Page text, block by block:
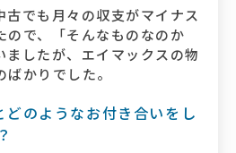
古でも月々の収支がマイナス
ので、「そんなものなのか
ましたが、エイマックスの物
かりでした。
のようなお付き合いをし